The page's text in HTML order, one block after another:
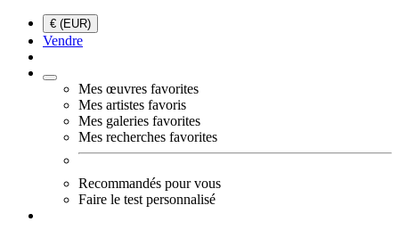
€ (EUR)
Vendre
Mes œuvres favorites
Mes artistes favoris
Mes galeries favorites
Mes recherches favorites
Recommandés pour vous
Faire le test personnalisé